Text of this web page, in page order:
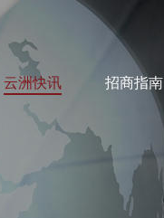
云洲快讯 招商指南